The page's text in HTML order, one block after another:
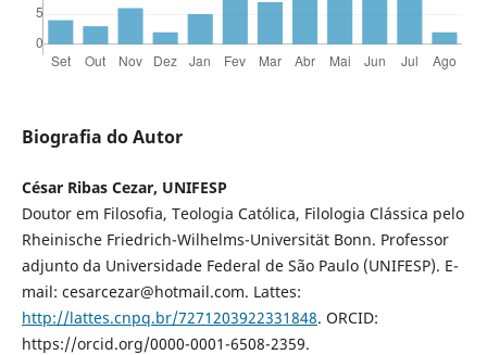
Biografia do Autor
César Ribas Cezar, UNIFESP
Doutor em Filosofia, Teologia Católica, Filologia Clássica pelo
Rheinische Friedrich-Wilhelms-Universität Bonn. Professor
adjunto da Universidade Federal de São Paulo (UNIFESP). E-
mail: cesarcezar@hotmail.com. Lattes:
http://lattes.cnpq.br/7271203922331848. ORCID:
https://orcid.org/0000-0001-6508-2359.